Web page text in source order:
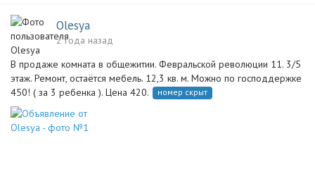
Olesya
2 года назад
В продаже комната в общежитии. Февральской революции 11. 3/5
этаж. Ремонт, остаётся мебель. 12,3 кв. м. Можно по господдержке
450! ( за 3 ребенка ). Цена 420.
номер скрыт